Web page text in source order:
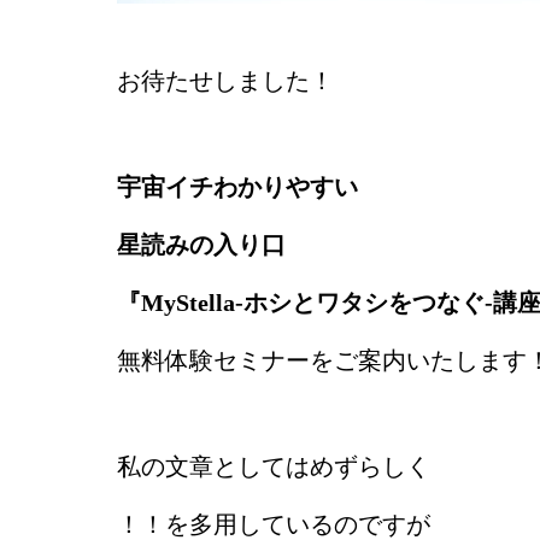
お待たせしました！
宇宙イチわかりやすい
星読みの入り口
『MyStella-ホシとワタシをつなぐ-講座
無料体験セミナーをご案内いたします
私の文章としてはめずらしく
！！を多用しているのですが